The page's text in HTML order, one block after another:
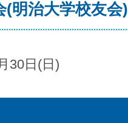
(明治大学校友会)
30日(日)